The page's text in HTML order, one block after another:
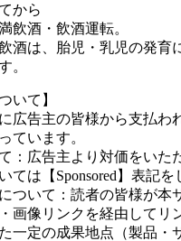
から
飲酒・飲酒運転。
酒は、胎児・乳児の発育
。
いて】
広告主の皆様から支払わ
ています。
：広告主より対価をいた
ては【Sponsored】表記を
ついて：読者の皆様が本
画像リンクを経由してリ
一定の成果地点（製品・